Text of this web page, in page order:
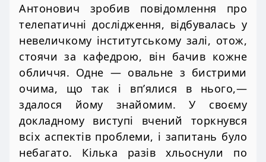
Антонович зробив повідомлення про
телепатичні дослідження, відбувалась у
невеличкому інститутському залі, отож,
стоячи за кафедрою, він бачив кожне
обличчя. Одне — овальне з бистрими
очима, що так і вп’ялися в нього,—
здалося йому знайомим. У своєму
докладному виступі вчений торкнувся
всіх аспектів проблеми, і запитань було
небагато. Кілька разів хльоснули по